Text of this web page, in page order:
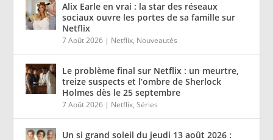
Alix Earle en vrai : la star des réseaux
sociaux ouvre les portes de sa famille sur
Netflix
7 Août 2026 | Netflix, Nouveautés
Le problème final sur Netflix : un meurtre,
treize suspects et l’ombre de Sherlock
Holmes dès le 25 septembre
7 Août 2026 | Netflix,Séries
Un si grand soleil du jeudi 13 août 2026 :